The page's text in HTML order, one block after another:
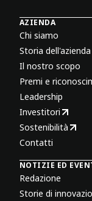
AZIENDA
Chi siamo
Storia dell'azienda
Il nostro scopo
Premi e
Leadership
Investitori
Sostenibilità
Contatti
NOTIZIE ED
Redazione
Storie di